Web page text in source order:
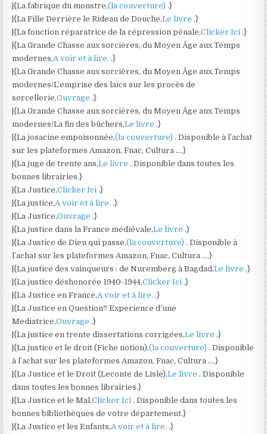
|{La fabrique du monstre,(la couverture) .}
|{La Fille Derrière le Rideau de Douche,Le livre .}
|{La fonction réparatrice de la répression pénale,Clicker Ici .}
|{La Grande Chasse aux sorcières, du Moyen Âge aux Temps
modernes,A voir et à lire. .}
|{La Grande Chasse aux sorcières, du Moyen Âge aux Temps
modernes/L’emprise des laïcs sur les procès de
sorcellerie,Ouvrage .}
|{La Grande Chasse aux sorcières, du Moyen Âge aux Temps
modernes/La fin des bûchers,Le livre .}
|{La josacine empoisonnée,(la couverture) . Disponible à l’achat
sur les plateformes Amazon, Fnac, Cultura ….}
|{La juge de trente ans,Le livre . Disponible dans toutes les
bonnes librairies.}
|{La Justice,Clicker Ici .}
|{La justice,A voir et à lire. .}
|{La Justice,Ouvrage .}
|{La justice dans la France médiévale,Le livre .}
|{La Justice de Dieu qui passe,(la couverture) . Disponible à
l’achat sur les plateformes Amazon, Fnac, Cultura ….}
|{La justice des vainqueurs : de Nuremberg à Bagdad,Le livre .}
|{La justice déshonorée 1940-1944,Clicker Ici .}
|{La Justice en France,A voir et à lire. .}
|{La Justice en Question? Experience d’une
Mediatrice,Ouvrage .}
|{La justice en trente dissertations corrigées,Le livre .}
|{La justice et le droit (Fiche notion),(la couverture) . Disponible
à l’achat sur les plateformes Amazon, Fnac, Cultura ….}
|{La Justice et le Droit (Leconte de Lisle),Le livre . Disponible
dans toutes les bonnes librairies.}
|{La Justice et le Mal,Clicker Ici . Disponible dans toutes les
bonnes bibliothèques de votre département.}
|{La Justice et les Enfants,A voir et à lire. .}